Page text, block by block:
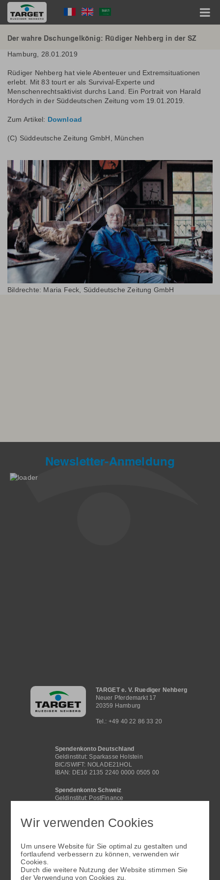
Direkt
zum
Inhalt
Language
Menu
Hauptnavigation
Der wahre Dschungelkönig: Rüdiger Nehberg in der SZ
Hamburg, 28.01.2019
Rüdiger Nehberg hat viele Abenteuer und Extremsituationen
erlebt. Mit 83 tourt er als Survival-Experte und
Menschenrechtsaktivist durchs Land. Ein Portrait von Harald
Hordych in der Süddeutschen Zeitung vom 19.01.2019.
Zum Artikel: Download
(C) Süddeutsche Zeitung GmbH, München
Bildrechte: Maria Feck, Süddeutsche Zeitung GmbH
Newsletter-Anmeldung
Hauptnavigation
TARGET e. V. Ruediger Nehberg
Neuer Pferdemarkt 17
20359 Hamburg
Tel.: +49 40 22 86 33 20
Spendenkonto Deutschland
Geldinstitut: Sparkasse Holstein
BIC/SWIFT: NOLADE21HOL
IBAN: DE16 2135 2240 0000 0505 00
Spendenkonto Schweiz
Geldinstitut: PostFinance
BIC/SWIFT: NOLADE21HOL
IBAN: DE16 2135 2240 0000 0505 00
Fußbereichsmenü
Wir verwenden Cookies
Um unsere Website für Sie optimal zu gestalten und
fortlaufend verbessern zu können, verwenden wir
Cookies.
Durch die weitere Nutzung der Website stimmen Sie
der Verwendung von Cookies zu.